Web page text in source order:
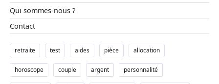
Qui sommes-nous ?
Contact
retraite test aides pièce allocation
horoscope couple argent personnalité